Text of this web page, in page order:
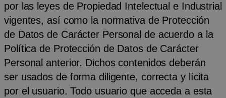
por las leyes de Propiedad Intelectual e Industrial
vigentes, así como la normativa de Protección
de Datos de Carácter Personal de acuerdo a la
Política de Protección de Datos de Carácter
Personal anterior. Dichos contenidos deberán
ser usados de forma diligente, correcta y lícita
por el usuario. Todo usuario que acceda a esta